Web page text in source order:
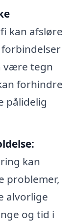
kan afsløre
være tegn
forhindre
pålidelig
kan
problemer,
alvorlige
og tid i